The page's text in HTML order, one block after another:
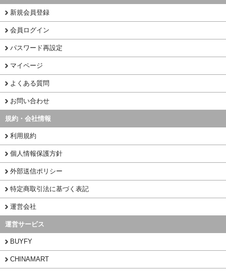
新規会員登録
会員ログイン
パスワード再設定
マイページ
よくある質問
お問い合わせ
規約・会社情報
利用規約
個人情報保護方針
外部送信ポリシー
特定商取引法に基づく表記
運営会社
運営サービス
BUYFY
CHINAMART